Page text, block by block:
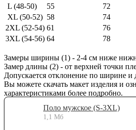
L (48-50)
55
72
XL (50-52) 58
74
2XL (52-54) 61
76
3XL (54-56) 64 78
Замеры ширины (1) - 2-4 см ниже
Замер длины (2) - от верхней точки
Допускается отклонение по ширине и
Вы можете скачать макет изделия и
характеристиками более подробно.
Поло мужское (S-3XL)
1,1 Мб